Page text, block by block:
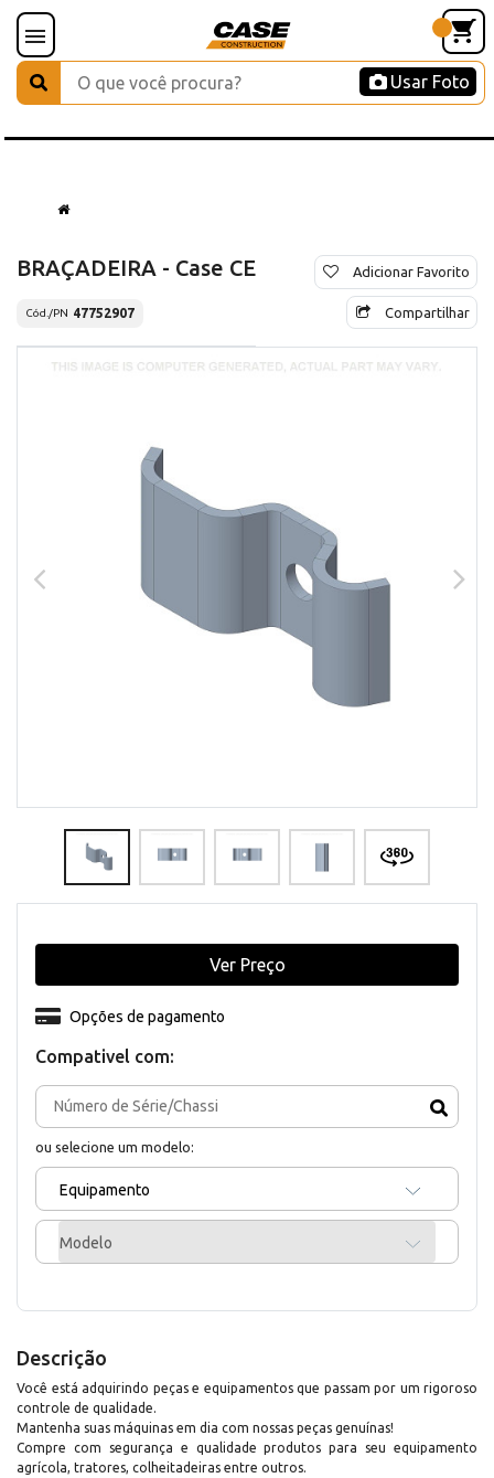
Usar Foto
BRAÇADEIRA - Case CE
Cód./PN 47752907
Adicionar Favorito
Compartilhar
Compativel com:
ou selecione um modelo:
Equipamento
Modelo
Opções de pagamento
Ver Preço
Descrição
Você está adquirindo peças e equipamentos que passam por um rigoroso
controle de qualidade.
Mantenha suas máquinas em dia com nossas peças genuínas!
Compre com segurança e qualidade produtos para seu equipamento
agrícola, tratores, colheitadeiras entre outros.